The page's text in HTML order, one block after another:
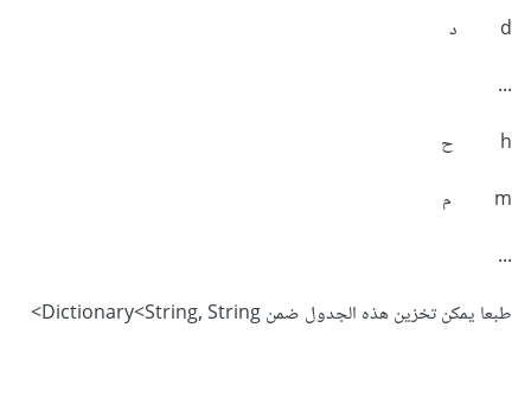
d د
...
h ح
m م
...
طبعا يمكن تخزين هذه الجدول ضمن Dictionary<String, String>